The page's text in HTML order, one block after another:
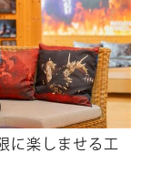
に楽しませる工